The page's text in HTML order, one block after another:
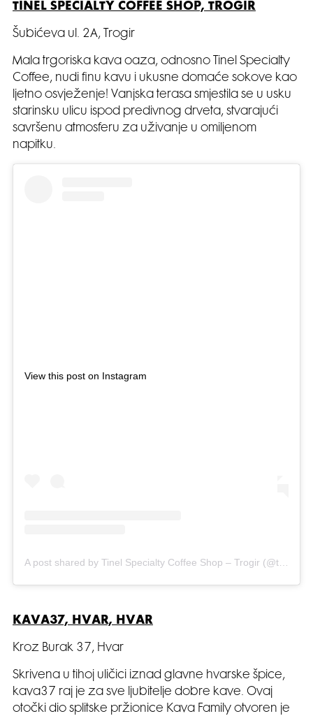
TINEL SPECIALTY COFFEE SHOP, TROGIR
Šubićeva ul. 2A, Trogir
Mala trgoriska kava oaza, odnosno Tinel Specialty
Coffee, nudi finu kavu i ukusne domaće sokove kao
ljetno osvježenje! Vanjska terasa smjestila se u usku
starinsku ulicu ispod predivnog drveta, stvarajući
savršenu atmosferu za uživanje u omiljenom
napitku.
View this post on Instagram
KAVA37, HVAR, HVAR
Kroz Burak 37, Hvar
Skrivena u tihoj uličici iznad glavne hvarske špice,
kava37 raj je za sve ljubitelje dobre kave. Ovaj
otočki dio splitske pržionice Kava Family otvoren je